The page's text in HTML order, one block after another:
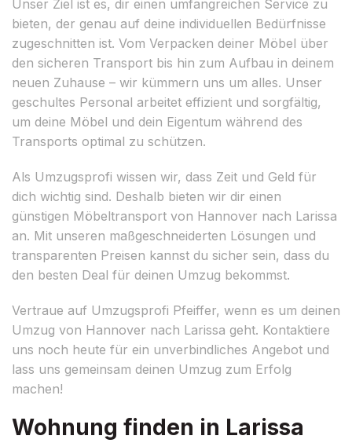
Unser Ziel ist es, dir einen umfangreichen Service zu
bieten, der genau auf deine individuellen Bedürfnisse
zugeschnitten ist. Vom Verpacken deiner Möbel über
den sicheren Transport bis hin zum Aufbau in deinem
neuen Zuhause – wir kümmern uns um alles. Unser
geschultes Personal arbeitet effizient und sorgfältig,
um deine Möbel und dein Eigentum während des
Transports optimal zu schützen.
Als Umzugsprofi wissen wir, dass Zeit und Geld für
dich wichtig sind. Deshalb bieten wir dir einen
günstigen Möbeltransport von Hannover nach Larissa
an. Mit unseren maßgeschneiderten Lösungen und
transparenten Preisen kannst du sicher sein, dass du
den besten Deal für deinen Umzug bekommst.
Vertraue auf Umzugsprofi Pfeiffer, wenn es um deinen
Umzug von Hannover nach Larissa geht. Kontaktiere
uns noch heute für ein unverbindliches Angebot und
lass uns gemeinsam deinen Umzug zum Erfolg
machen!
Wohnung finden in Larissa